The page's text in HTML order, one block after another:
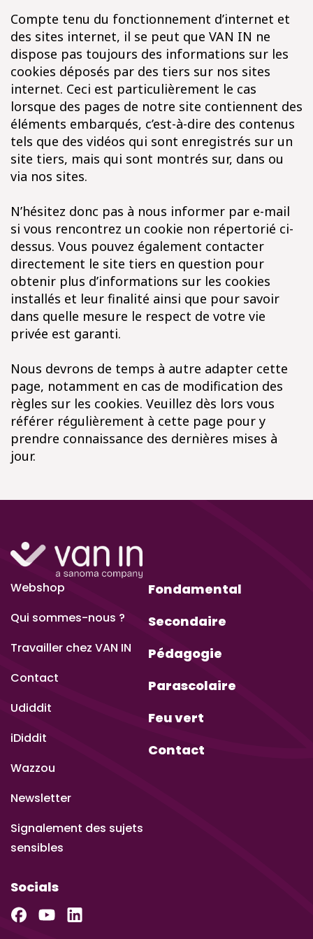
Compte tenu du fonctionnement d’internet et
des sites internet, il se peut que VAN IN ne
dispose pas toujours des informations sur les
cookies déposés par des tiers sur nos sites
internet. Ceci est particulièrement le cas
lorsque des pages de notre site contiennent des
éléments embarqués, c’est-à-dire des contenus
tels que des vidéos qui sont enregistrés sur un
site tiers, mais qui sont montrés sur, dans ou
via nos sites.
N’hésitez donc pas à nous informer par e-mail
si vous rencontrez un cookie non répertorié ci-
dessus. Vous pouvez également contacter
directement le site tiers en question pour
obtenir plus d’informations sur les cookies
installés et leur finalité ainsi que pour savoir
dans quelle mesure le respect de votre vie
privée est garanti.
Nous devrons de temps à autre adapter cette
page, notamment en cas de modification des
règles sur les cookies. Veuillez dès lors vous
référer régulièrement à cette page pour y
prendre connaissance des dernières mises à
jour.
Webshop
Qui sommes-nous ?
Travailler chez VAN IN
Contact
Udiddit
iDiddit
Wazzou
Newsletter
Signalement des sujets
sensibles
Fondamental
Secondaire
Pédagogie
Parascolaire
Feu vert
Contact
Socials